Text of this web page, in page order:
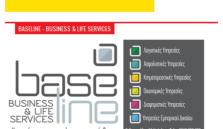
BASELINE - BUSINESS & LIFE SERVICES